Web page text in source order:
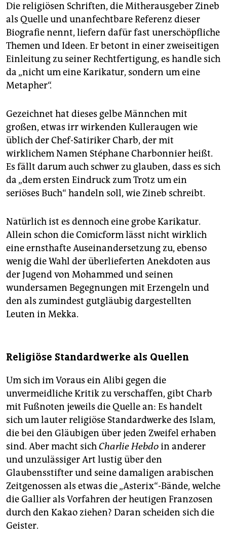
Die religiösen Schriften, die Mitherausgeber Zineb
als Quelle und unanfechtbare Referenz dieser
Biografie nennt, liefern dafür fast unerschöpfliche
Themen und Ideen. Er betont in einer zweiseitigen
Einleitung zu seiner Rechtfertigung, es handle sich
da „nicht um eine Karikatur, sondern um eine
Metapher“.
Gezeichnet hat dieses gelbe Männchen mit
großen, etwas irr wirkenden Kulleraugen wie
üblich der Chef-Satiriker Charb, der mit
wirklichem Namen Stéphane Charbonnier heißt.
Es fällt darum auch schwer zu glauben, dass es sich
da „dem ersten Eindruck zum Trotz um ein
seriöses Buch“ handeln soll, wie Zineb schreibt.
Natürlich ist es dennoch eine grobe Karikatur.
Allein schon die Comicform lässt nicht wirklich
eine ernsthafte Auseinandersetzung zu, ebenso
wenig die Wahl der überlieferten Anekdoten aus
der Jugend von Mohammed und seinen
wundersamen Begegnungen mit Erzengeln und
den als zumindest gutgläubig dargestellten
Leuten in Mekka.
Religiöse Standardwerke als Quellen
Um sich im Voraus ein Alibi gegen die
unvermeidliche Kritik zu verschaffen, gibt Charb
mit Fußnoten jeweils die Quelle an: Es handelt
sich um lauter religiöse Standardwerke des Islam,
die bei den Gläubigen über jeden Zweifel erhaben
sind. Aber macht sichCharlie Hebdoin anderer
und unzulässiger Art lustig über den
Glaubensstifter und seine damaligen arabischen
Zeitgenossen als etwas die „Asterix“-Bände, welche
die Gallier als Vorfahren der heutigen Franzosen
durch den Kakao ziehen? Daran scheiden sich die
Geister.